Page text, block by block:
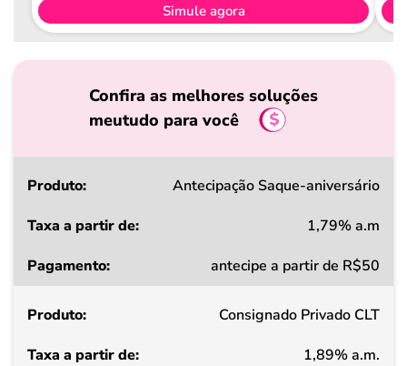
Simule agora
Confira as melhores soluções
meutudo para você
Produto
a
de
Antecipação Saque-aniversário
1,79% a.m
antecipe a partir de R$50
Consignado Privado CLT
1,89% a.m.